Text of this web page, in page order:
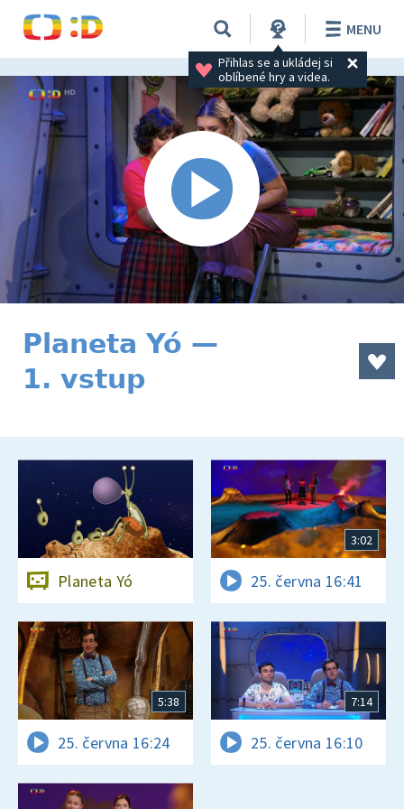
Přihlas se a ukládej si
oblíbené hry a videa.
MENU
Planeta Yó —
1. vstup
Planeta Yó
3:02
25. června 16:41
5:38
25. června 16:24
7:14
25. června 16:10